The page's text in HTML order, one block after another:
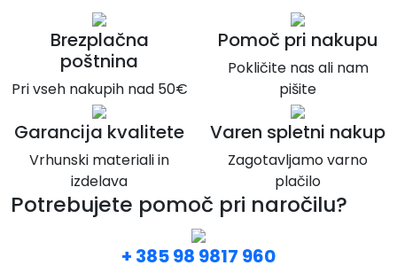
Brezplačna
poštnina
Pri vseh nakupih nad 50€
Pomoč pri nakupu
Pokličite nas ali nam
pišite
Garancija kvalitete
Vrhunski materiali in
izdelava
Varen spletni nakup
Zagotavljamo varno
plačilo
Potrebujete pomoč pri naročilu?
+ 385 98 9817 960